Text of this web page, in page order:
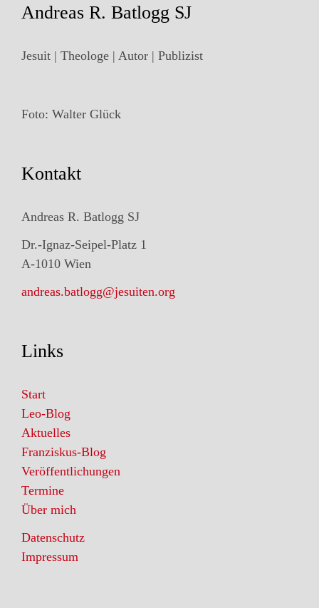
Andreas R. Batlogg SJ
Jesuit | Theologe | Autor | Publizist
Foto: Walter Glück
Kontakt
Andreas R. Batlogg SJ
Dr.-Ignaz-Seipel-Platz 1
A-1010 Wien
andreas.batlogg@jesuiten.org
Links
Start
Leo-Blog
Aktuelles
Franziskus-Blog
Veröffentlichungen
Termine
Über mich
Datenschutz
Impressum